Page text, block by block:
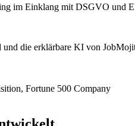
im Einklang mit DSGVO und
die erklärbare KI von
Fortune 500 Company